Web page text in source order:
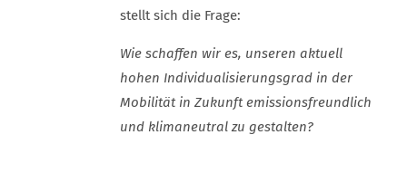
stellt sich die Frage:
Wie schaffen wir es, unseren aktuell
hohen Individualisierungsgrad in der
Mobilität in Zukunft emissionsfreundlich
und klimaneutral zu gestalten?